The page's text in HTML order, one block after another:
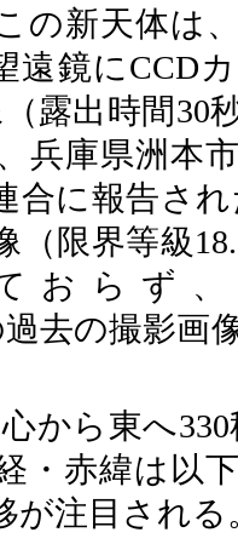
の新天体は
遠鏡にCCD
露出時間30
兵庫県洲本
合に報告さ
（限界等級
おらず、
過去の撮影画
から東へ
・赤緯は以
が注目される